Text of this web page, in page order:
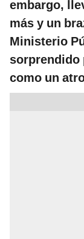
embargo,
más y un
Ministerio
sorprendido
como un